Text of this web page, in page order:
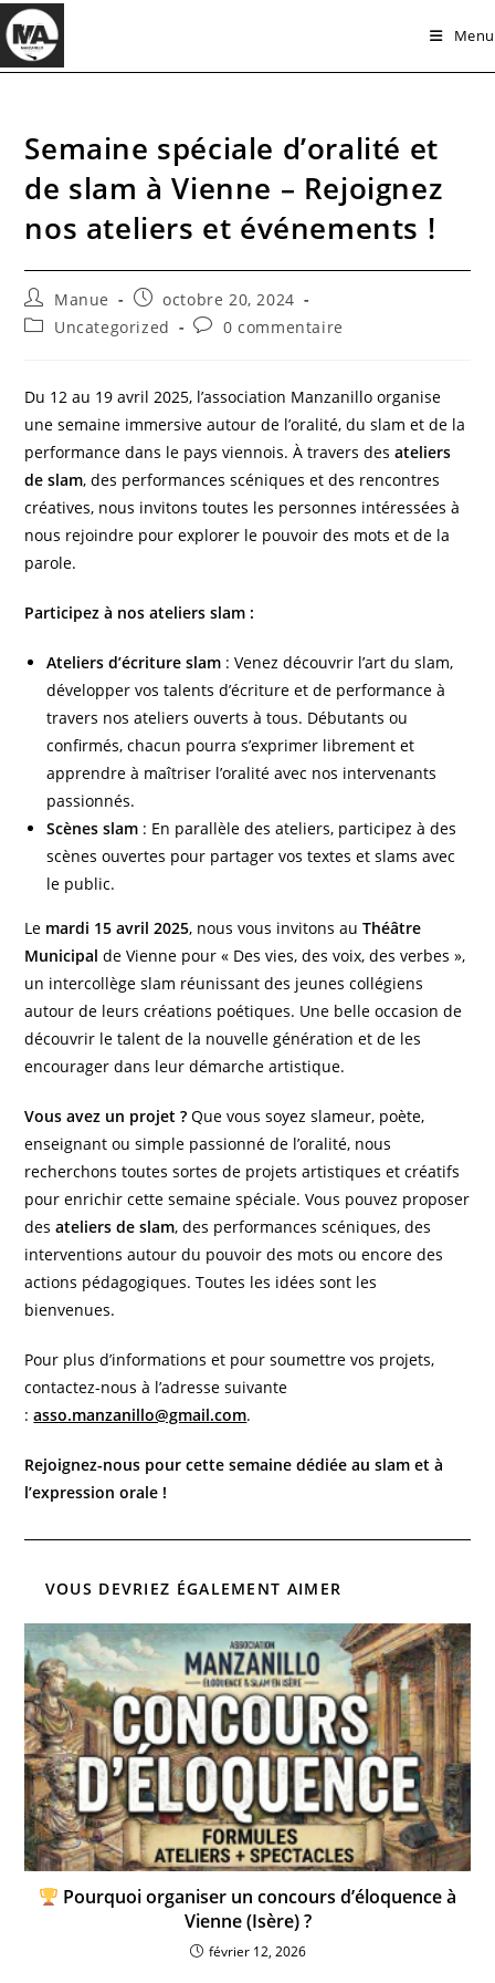
Skip
to
content
Menu
Semaine spéciale d’oralité et
de slam à Vienne – Rejoignez
nos ateliers et événements !
Auteur/autrice
de
la
Manue
Publication
publiée :
octobre 20, 2024
PostUncategorized
Commentaires
publication :
0 commentaire
Du 12 au 19 avril 2025, l’association Manzanillo organise
une semaine immersive autour de l’oralité, du slam et de la
performance dans le pays viennois. À travers desateliers
de slam, des performances scéniques et des rencontres
créatives, nous invitons toutes les personnes intéressées à
nous rejoindre pour explorer le pouvoir des mots et de la
parole.
Participez à nos ateliers slam :
Ateliers d’écriture slam : Venez découvrir l’art du slam,
développer vos talents d’écriture et de performance à
travers nos ateliers ouverts à tous. Débutants ou
confirmés, chacun pourra s’exprimer librement et
apprendre à maîtriser l’oralité avec nos intervenants
passionnés.
Scènes slam : En parallèle des ateliers, participez à des
scènes ouvertes pour partager vos textes et slams avec
le public.
Le mardi 15 avril 2025, nous vous invitons auThéâtre
Municipal de Vienne pour « Des vies, des voix, des verbes »,
un intercollège slam réunissant des jeunes collégiens
autour de leurs créations poétiques. Une belle occasion de
découvrir le talent de la nouvelle génération et de les
encourager dans leur démarche artistique.
Vous avez un projet ? Que vous soyez slameur, poète,
enseignant ou simple passionné de l’oralité, nous
recherchons toutes sortes de projets artistiques et créatifs
pour enrichir cette semaine spéciale. Vous pouvez proposer
desateliers de slam, des performances scéniques, des
interventions autour du pouvoir des mots ou encore des
actions pédagogiques. Toutes les idées sont les
bienvenues.
Pour plus d’informations et pour soumettre vos projets,
contactez-nous à l’adresse suivante
:asso.manzanillo@gmail.com.
Rejoignez-nous pour cette semaine dédiée au slam et à
l’expression orale !
VOUS DEVRIEZ ÉGALEMENT AIMER
Pourquoi organiser un concours d’éloquence à
Vienne (Isère) ?
février 12, 2026